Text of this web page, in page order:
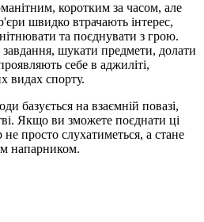
коротким за часом, але
швидко втрачають інтерес,
та поєднувати з грою.
шукати предмети, долати
себе в аджиліті,
видах спорту.
базується на взаємній повазі,
Якщо ви зможете поєднати ці
просто слухатиметься, а стане
напарником.